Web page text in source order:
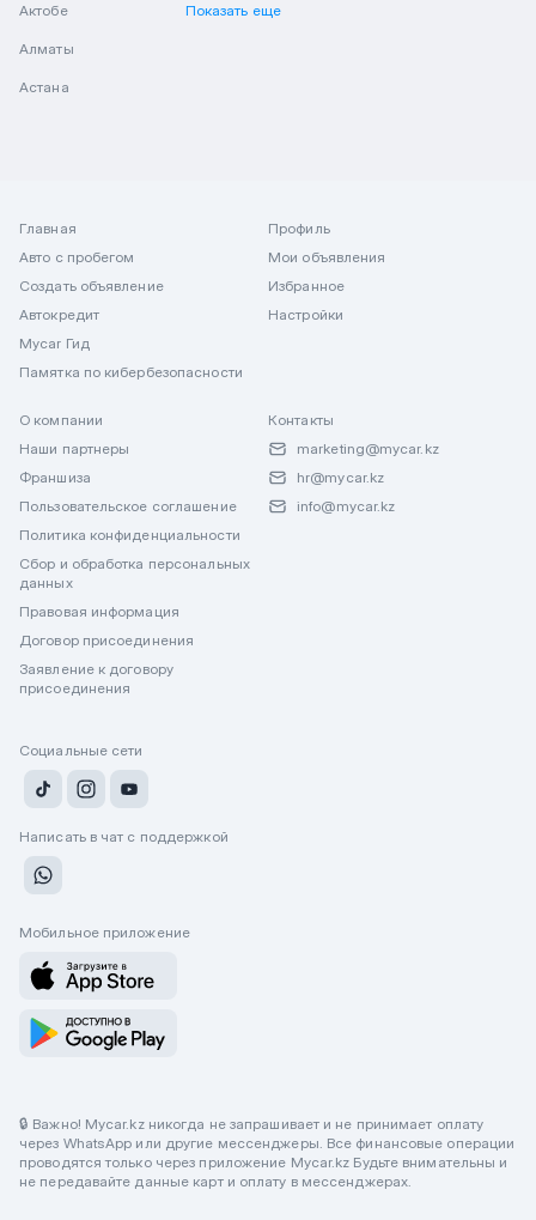
Актобе
Алматы
Астана
Показать еще
Главная
Авто с пробегом
Создать объявление
Автокредит
Mycar Гид
Памятка по кибербезопасности
Профиль
Мои объявления
Избранное
Настройки
О компании
Наши партнеры
Франшиза
Пользовательское соглашение
Политика конфиденциальности
Сбор и обработка персональных
данных
Правовая информация
Договор присоединения
Заявление к договору
присоединения
Контакты
marketing@mycar.kz
hr@mycar.kz
info@mycar.kz
Социальные сети
Написать в чат с поддержкой
Мобильное приложение
🔒 Важно! Mycar.kz никогда не запрашивает и не принимает оплату
через WhatsApp или другие мессенджеры. Все финансовые операции
проводятся только через приложение Mycar.kz Будьте внимательны и
не передавайте данные карт и оплату в мессенджерах.